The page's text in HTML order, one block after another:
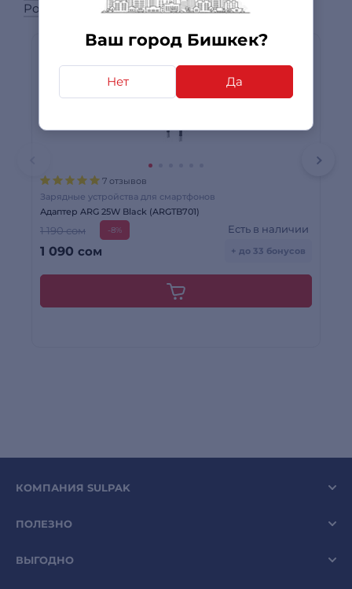
Ваш город Бишкек?
Нет Да
Power bank (мобильные аккумуляторы)
7 отзывов
Зарядные устройства для смартфонов
Адаптер ARG 25W Black (ARGTB701)
1 190 сом -8%
1 090 сом
Есть в наличии
+ до 33 бонусов
КОМПАНИЯ SULPAK
ПОЛЕЗНО
ВЫГОДНО